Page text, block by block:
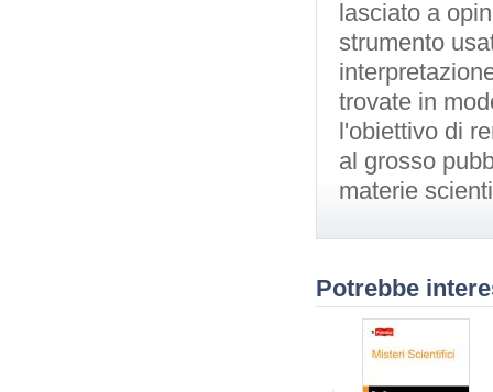
lasciato a
strumento
trovate in
l'obiettivo di
al grosso
materie
Potrebbe